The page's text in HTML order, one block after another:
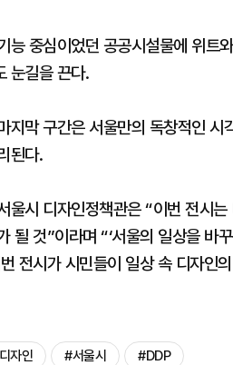
능 중심이었던 공공시설물에 위트
눈길을 끈다.
지막 구간은 서울만의 독창적인
된다.
울시 디자인정책관은 “이번 전시
될 것”이라며 “‘서울의 일상을 바
전시가 시민들이 일상 속 디자인
자인 #서울시 #DDP